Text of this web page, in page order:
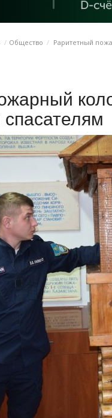
Общество Раритетный